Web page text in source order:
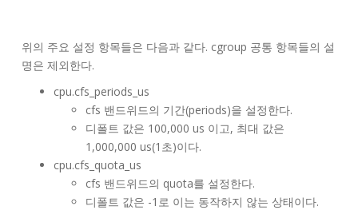
위의 주요 설정 항목들은 다음과 같다. cgroup 공통 항목들의 설
명은 제외한다.
cpu.cfs_periods_us
cfs 밴드위드의 기간(periods)을 설정한다.
디폴트 값은 100,000 us 이고, 최대 값은
1,000,000 us(1초)이다.
cpu.cfs_quota_us
cfs 밴드위드의 quota를 설정한다.
디폴트 값은 -1로 이는 동작하지 않는 상태이다.